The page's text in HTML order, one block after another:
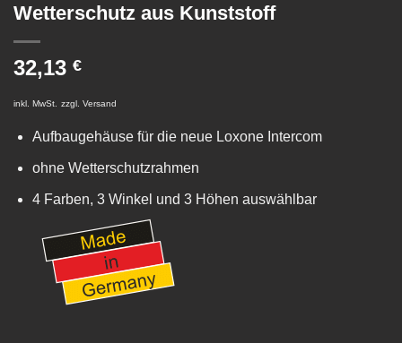
Wetterschutz aus Kunststoff
32,13 €
inkl. MwSt. zzgl. Versand
Aufbaugehäuse für die neue Loxone Intercom
ohne Wetterschutzrahmen
4 Farben, 3 Winkel und 3 Höhen auswählbar